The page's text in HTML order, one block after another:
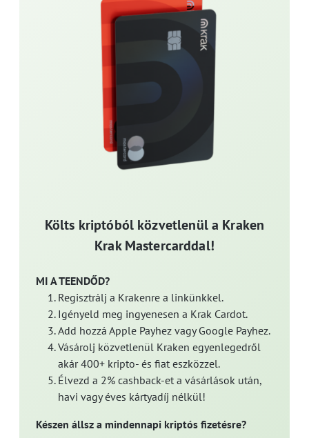
Költs kriptóból közvetlenül a Kraken
Krak Mastercarddal!
MI A TEENDŐD?
Regisztrálj a Krakenre a linkünkkel.
Igényeld meg ingyenesen a Krak Cardot.
Add hozzá Apple Payhez vagy Google Payhez.
Vásárolj közvetlenül Kraken egyenlegedről
akár 400+ kripto- és fiat eszközzel.
Élvezd a 2% cashback-et a vásárlások után,
havi vagy éves kártyadíj nélkül!
Készen állsz a mindennapi kriptós fizetésre?